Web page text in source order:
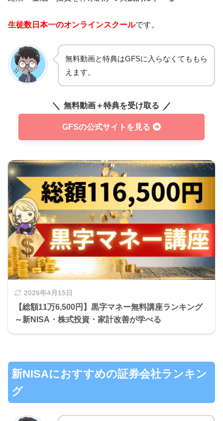
生徒数日本一のオンラインスクールです。
無料動画と特典はGFSに入らなくてももら
えます。
無料動画＋特典を受け取る
GFSの公式サイトを見る
2026年4月15日
【総額11万6,500円】黒字マネー無料講座ランキング
～新NISA・株式投資・家計改善が学べる
新NISAにおすすめの証券会社ランキン
グ